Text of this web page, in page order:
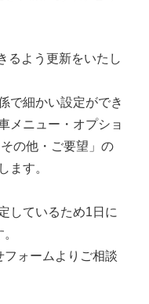
るよう更新をいたし
で細かい設定ができ
メニュー・オプショ
の他・ご要望」の
ます。
しているため1日に
ォームよりご相談